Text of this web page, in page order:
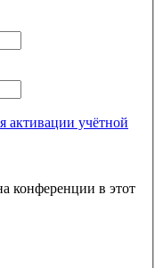
активации учётной
конференции в этот